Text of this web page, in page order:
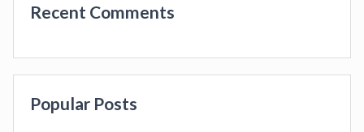
Recent Comments
Popular Posts